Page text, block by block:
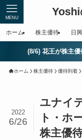
MENU
ホーム 株主優待 日
(8/6) 花王が株主優
ホーム 株主優待 優待到着
ユナイ
ト・ホ
株主優
2022
6/26